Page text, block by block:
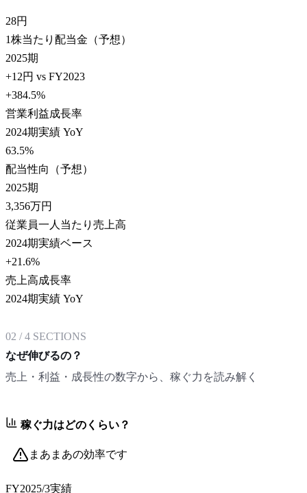
28円
1株当たり配当金（予想）
2025期
+12円 vs FY2023
+384.5%
営業利益成長率
2024期実績 YoY
63.5%
配当性向（予想）
2025期
3,356万円
従業員一人当たり売上高
2024期実績ベース
+21.6%
売上高成長率
2024期実績 YoY
02 /4 SECTIONS
なぜ伸びるの？
売上・利益・成長性の数字から、稼ぐ力を読み解く
稼ぐ力はどのくらい？
まあまあの効率です
FY2025/3実績